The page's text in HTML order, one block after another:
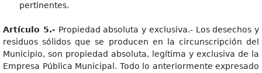
pertinentes.
Artículo 5.- Propiedad absoluta y exclusiva.- Los desechos y
residuos sólidos que se producen en la circunscripción del
Municipio, son propiedad absoluta, legítima y exclusiva de la
Empresa Pública Municipal. Todo lo anteriormente expresado